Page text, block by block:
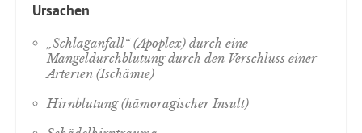
Ursachen
„Schlaganfall“ (Apoplex) durch eine
Mangeldurchblutung durch den Verschluss einer
Arterien (Ischämie)
Hirnblutung (hämoragischer Insult)